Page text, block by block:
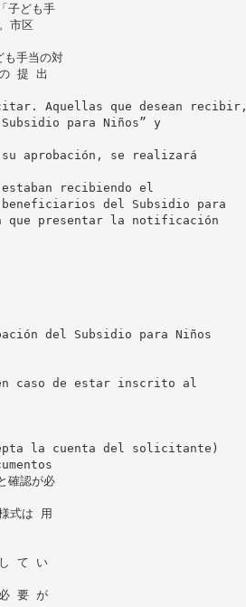
子ども手
市区
手当の対
の 提 出
Aquellas que desean recibir,
para Niños” y
aprobación, se realizará
recibiendo el
del Subsidio para
que presentar la notificación
del Subsidio para Niños
caso de estar inscrito al
la cuenta del solicitante)
確認が必
式は 用
し て い
必 要 が